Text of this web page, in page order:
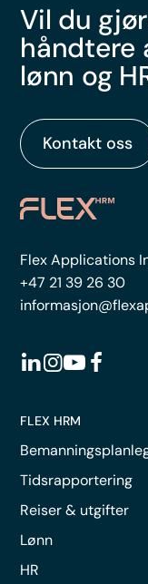
Vil du
håndtere
lønn og
Kontakt oss
Flex Applications
+47 21 39 26 30
FLEX HRM
Tidsrapportering
Reiser & utgifter
Lønn
HR